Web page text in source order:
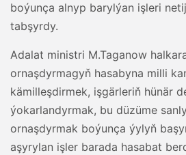
boýunça alnyp barylýan işleri
tabşyrdy.
Adalat ministri M.Taganow
ornaşdyrmagyň hasabyna milli
kämilleşdirmek, işgärleriň hünär
ýokarlandyrmak, bu düzüme
ornaşdyrmak boýunça ýylyň
aşyrylan işler barada hasabat